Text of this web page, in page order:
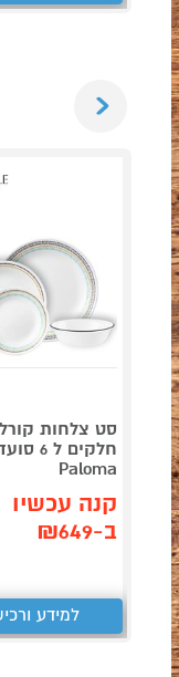
חלקים ל
Paloma
קנה עכשיו
ב-₪649
למידע